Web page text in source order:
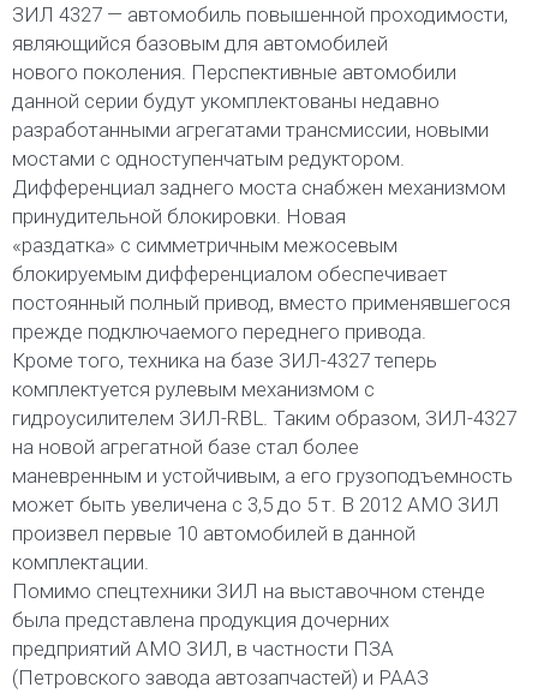
ЗИЛ 4327 — автомобиль повышенной проходимости,
являющийся базовым для автомобилей
нового поколения. Перспективные автомобили
данной серии будут укомплектованы недавно
разработанными агрегатами трансмиссии, новыми
мостами с одноступенчатым редуктором.
Дифференциал заднего моста снабжен механизмом
принудительной блокировки. Новая
«раздатка» с симметричным межосевым
блокируемым дифференциалом обеспечивает
постоянный полный привод, вместо применявшегося
прежде подключаемого переднего привода.
Кроме того, техника на базе ЗИЛ-4327 теперь
комплектуется рулевым механизмом с
гидроусилителем ЗИЛ-RBL. Таким образом, ЗИЛ-4327
на новой агрегатной базе стал более
маневренным и устойчивым, а его грузоподъемность
может быть увеличена с 3,5 до 5 т. В 2012 АМО ЗИЛ
произвел первые 10 автомобилей в данной
комплектации.
Помимо спецтехники ЗИЛ на выставочном стенде
была представлена продукция дочерних
предприятий АМО ЗИЛ, в частности ПЗА
(Петровского завода автозапчастей) и РААЗ